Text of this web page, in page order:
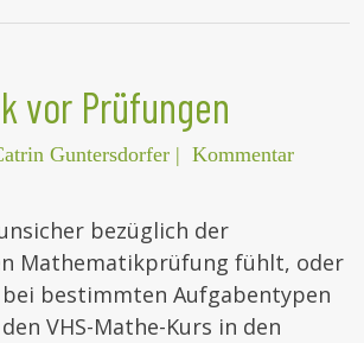
vor Prüfungen
Guntersdorfer | Kommentar
bezüglich der
Mathematikprüfung fühlt, oder
bestimmten Aufgabentypen
VHS-Mathe-Kurs in den